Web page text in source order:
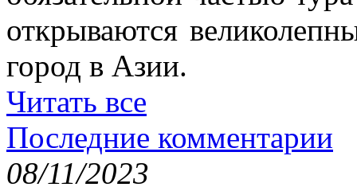
открываются
город в Азии.
Читать все
Последние комментарии
08/11/2023